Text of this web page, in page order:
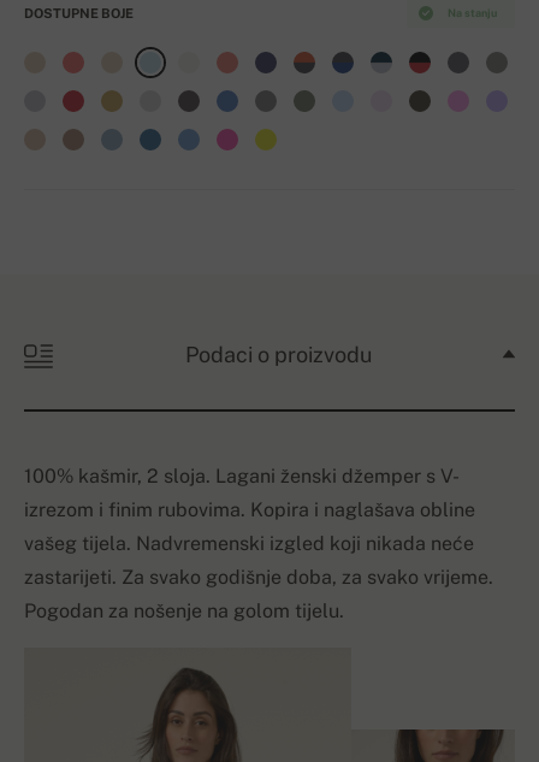
Na stanju
DOSTUPNE BOJE
Podaci o proizvodu
100% kašmir, 2 sloja. Lagani ženski džemper s V-
izrezom i finim rubovima. Kopira i naglašava obline
vašeg tijela. Nadvremenski izgled koji nikada neće
zastarijeti. Za svako godišnje doba, za svako vrijeme.
Pogodan za nošenje na golom tijelu.